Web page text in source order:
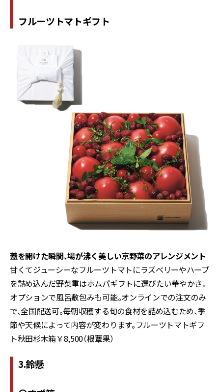
フルーツトマトギフト
蓋を開けた瞬間、場が沸く美しい京野菜のアレンジメント
甘くてジューシーなフルーツトマトにラズベリーやハーブ
を詰め込んだ野菜重はホムパギフトに選びたい華やかさ。
オプションで風呂敷包みも可能。オンラインでの注文のみ
で、全国配送可。毎朝収穫する旬の食材を詰め込むため、季
節や天候によって内容が変わります。フルーツトマトギフ
ト秋田杉木箱￥8,500（根蕈果）
3.鈴懸